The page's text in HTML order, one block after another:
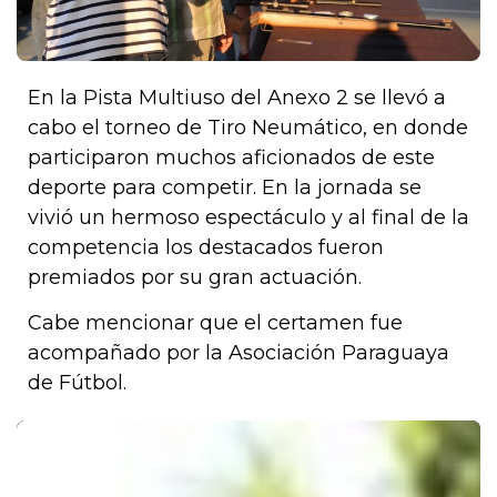
En la Pista Multiuso del Anexo 2 se llevó a
cabo el torneo de Tiro Neumático, en donde
participaron muchos aficionados de este
deporte para competir. En la jornada se
vivió un hermoso espectáculo y al final de la
competencia los destacados fueron
premiados por su gran actuación.
Cabe mencionar que el certamen fue
acompañado por la Asociación Paraguaya
de Fútbol.